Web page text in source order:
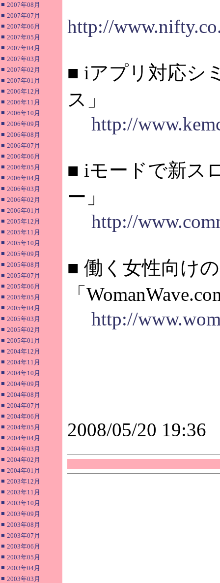
■ 2007年08月
■ 2007年07月
■ 2007年06月
■ 2007年05月
■ 2007年04月
■ 2007年03月
■ 2007年02月
■ 2007年01月
■ 2006年12月
■ 2006年11月
■ 2006年10月
■ 2006年09月
■ 2006年08月
■ 2006年07月
■ 2006年06月
■ 2006年05月
■ 2006年04月
■ 2006年03月
■ 2006年02月
■ 2006年01月
■ 2005年12月
■ 2005年11月
■ 2005年10月
■ 2005年09月
■ 2005年08月
■ 2005年07月
■ 2005年06月
■ 2005年05月
■ 2005年04月
■ 2005年03月
■ 2005年02月
■ 2005年01月
■ 2004年12月
■ 2004年11月
■ 2004年10月
■ 2004年09月
■ 2004年08月
■ 2004年07月
■ 2004年06月
■ 2004年05月
■ 2004年04月
■ 2004年03月
■ 2004年02月
■ 2004年01月
■ 2003年12月
■ 2003年11月
■ 2003年10月
■ 2003年09月
■ 2003年08月
■ 2003年07月
■ 2003年06月
■ 2003年05月
■ 2003年04月
■ 2003年03月
http://
■ iアプリ対応シ
ス」
http://
■ iモードで新ス
ー」
http://
■ 働く女性向け
「
http://
2008/05/20 19:36